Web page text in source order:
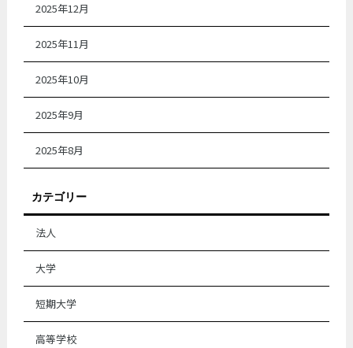
2025年12月
2025年11月
2025年10月
2025年9月
2025年8月
カテゴリー
法人
大学
短期大学
高等学校